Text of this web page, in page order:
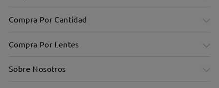
Compra Por Cantidad
Compra Por Lentes
Sobre Nosotros